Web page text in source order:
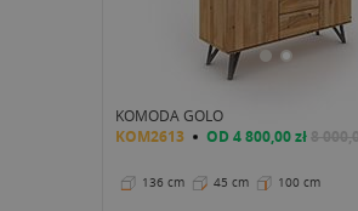
KOMODA GOLO
KOM2613 OD 4 800,00 zł8
136 cm 45 cm 100 cm